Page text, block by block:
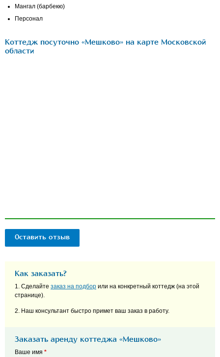
Мангал (барбекю)
Персонал
Коттедж посуточно «Мешково» на карте Московской
области
Оставить отзыв
Как заказать?
1. Сделайте заказ на подбор или на конкретный коттедж (на этой
странице).
2. Наш консультант быстро примет ваш заказ в работу.
Заказать аренду коттеджа «Мешково»
Ваше имя *